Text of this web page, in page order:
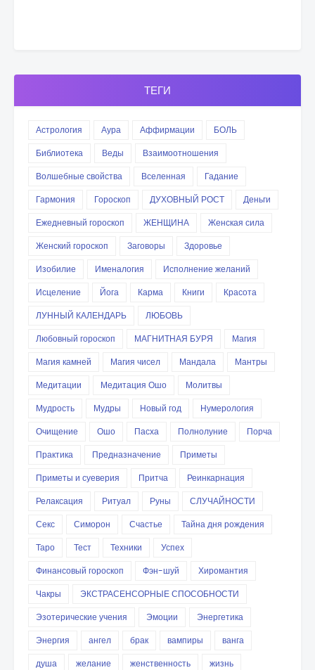
ТЕГИ
Астрология Аура Аффирмации
БОЛЬ
Библиотека
Веды
Взаимоотношения
Волшебные свойства
Вселенная
Гадание
Гармония
Гороскоп ДУХОВНЫЙ РОСТ
Деньги
Ежедневный гороскоп
ЖЕНЩИНА
Женская сила
Женский гороскоп
Заговоры
Здоровье
Изобилие
Именалогия
Исполнение желаний
Исцеление
Йога Карма Книги
Красота
ЛУННЫЙ КАЛЕНДАРЬ
ЛЮБОВЬ
Любовный гороскоп
МАГНИТНАЯ БУРЯ
Магия
Магия камней
Магия чисел Мандала
Мантры
Медитации
Медитация Ошо
Молитвы
Мудрость
Мудры Новый год
Нумерология
Очищение
Ошо Пасха Полнолуние
Порча
Практика
Предназначение
Приметы
Приметы и суеверия
Притча
Реинкарнация
Релаксация
Ритуал Руны
СЛУЧАЙНОСТИ
Секс
Симорон Счастье
Тайна дня рождения
Таро
Тест Техники
Успех
Финансовый гороскоп
Фэн-шуй
Хиромантия
Чакры
ЭКСТРАСЕНСОРНЫЕ СПОСОБНОСТИ
Эзотерические учения
Эмоции
Энергетика
Энергия
ангел брак вампиры
ванга
душа
желание женственность
жизнь